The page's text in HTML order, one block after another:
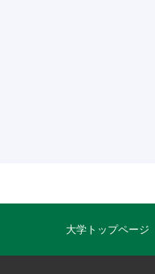
大学トップページ